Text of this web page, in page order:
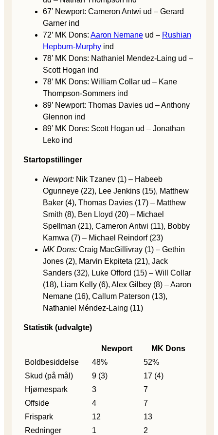
67’ Newport: Cameron Antwi ud – Gerard
Garner ind
72’ MK Dons: Aaron Nemane ud – Rushian
Hepburn-Murphy ind
78’ MK Dons: Nathaniel Mendez-Laing ud –
Scott Hogan ind
78’ MK Dons: William Collar ud – Kane
Thompson-Sommers ind
89’ Newport: Thomas Davies ud – Anthony
Glennon ind
89’ MK Dons: Scott Hogan ud – Jonathan
Leko ind
Startopstillinger
Newport: Nik Tzanev (1) – Habeeb
Ogunneye (22), Lee Jenkins (15), Matthew
Baker (4), Thomas Davies (17) – Matthew
Smith (8), Ben Lloyd (20) – Michael
Spellman (21), Cameron Antwi (11), Bobby
Kamwa (7) – Michael Reindorf (23)
MK Dons: Craig MacGillivray (1) – Gethin
Jones (2), Marvin Ekpiteta (21), Jack
Sanders (32), Luke Offord (15) – Will Collar
(18), Liam Kelly (6), Alex Gilbey (8) – Aaron
Nemane (16), Callum Paterson (13),
Nathaniel Méndez-Laing (11)
Statistik (udvalgte)
Newport
MK Dons
Boldbesiddelse
48%
52%
Skud (på mål)
9 (3)
17 (4)
Hjørnespark
3
7
Offside
4
7
Frispark
12
13
Redninger
1
2